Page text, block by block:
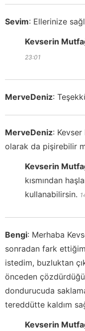
Sevim: Ellerinize
Kevserin
23:01
MerveDeniz:
MerveDeniz: Kevser
olarak da pişirebilir
Kevserin
kısmından
kullanabilirsin.
Bengi: Merhaba
sonradan fark
istedim, buzluktan
önceden
dondurucuda
tereddütte kaldım
Kevserin